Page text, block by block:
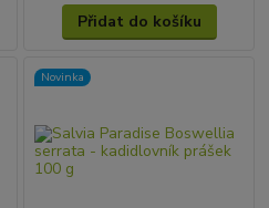
Přidat do košíku
Novinka